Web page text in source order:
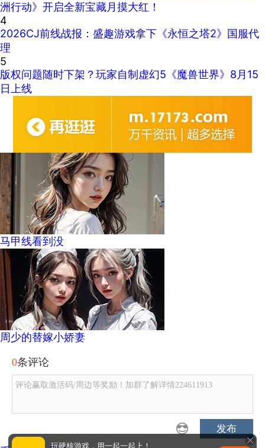
洲行动》开启全新宝藏月摸大红！
4
2026CJ前线战报：盛趣游戏拿下《永恒之塔2》国服代
理
5
版权问题随时下架？玩家自制虚幻5《魔兽世界》8月15
日上线
马甲线看到没
周少的替嫁小娇妻
0条评论
评论赢取激活码/周边等奖励！加群了解详情224611913
发布
玩硬核游戏，用一起一起上！